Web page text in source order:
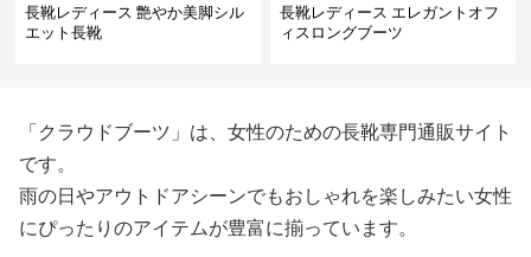
長靴レディース 艶やか美脚シル
エット長靴
長靴レディース エレガントオフ
ィスロングブーツ
「クラウドブーツ」は、女性のための長靴専門通販サイト
です。
雨の日やアウトドアシーンでもおしゃれを楽しみたい女性
にぴったりのアイテムが豊富に揃っています。